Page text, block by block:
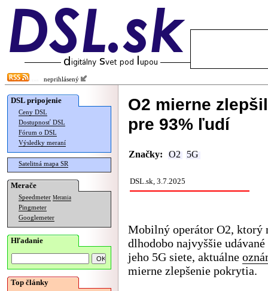
neprihlásený
DSL pripojenie
Ceny DSL
Dostupnosť DSL
Fórum o DSL
Výsledky meraní
Satelitná mapa SR
Merače
Speedmeter Merania
Pingmeter
Googlemeter
Hľadanie
Top články
O2 mierne
pre 93% ľudí
Značky: O2 5G
DSL.sk, 3.7.2025
Mobilný operátor O2, ktorý
dlhodobo najvyššie
jeho 5G siete, aktuálne
mierne zlepšenie pokrytia.